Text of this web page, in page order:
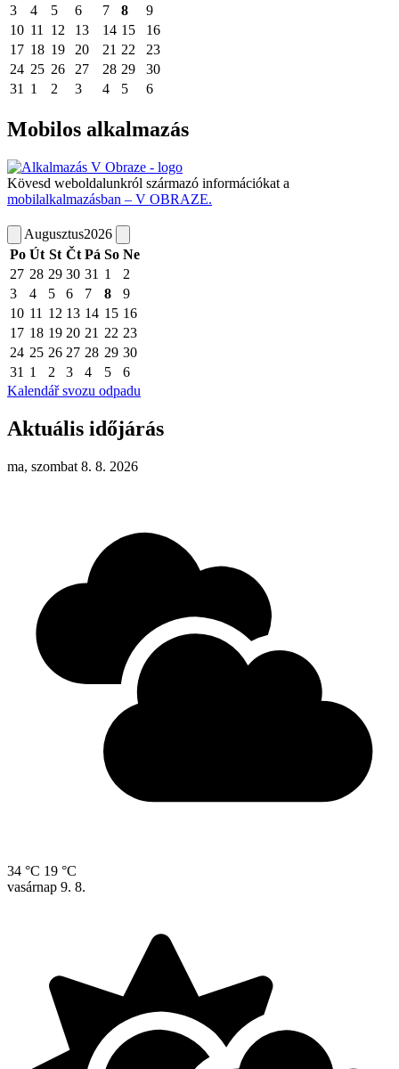
3
4 5 6 7 8
9
10 11 12 13 14 15
16
17 18 19 20 21 22
23
24 25 26 27 28 29
30
31
1 2 3 4 5 6
Mobilos alkalmazás
Kövesd weboldalunkról származó információkat a
mobilalkalmazásban – V OBRAZE.
Augusztus2026
Po Út St Čt Pá So Ne
27 28 29 30 31 1
2
3
4 5 6 7 8
9
10 11 12 13 14 15 16
17 18 19 20 21 22 23
24 25 26 27 28 29 30
31 1 2 3 4 5
6
Kalendář svozu odpadu
Aktuális időjárás
ma, szombat 8. 8. 2026
34 °C 19 °C
vasárnap 9. 8.